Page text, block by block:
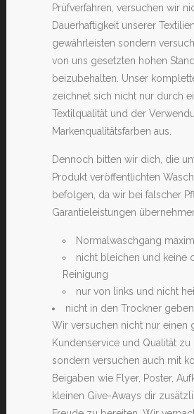
Prüfverfahren, versuchen wir
Dauerhaftigkeit unserer
gewährleisten sondern
von uns gesetzten hohen
beizubehalten. Unser
zeichnet sich nicht nur durch
Textilqualität und der
Markenqualitätsfarben aus.
Dennoch bitten wir dich, die
Produkt veröffentlichten
befolgen, da wir bei falscher
Garantieleistungen
Normalwaschgang
nicht bleichen und keine
Reinigung
nur von links und nicht
nicht in den Trockner geben
Wir versuchen nicht nur einen
Kundenservice und Qualität zu
sondern versuchen auch mit
Beigaben wie Flyer, Poster,
kleinen Give-Aways dir